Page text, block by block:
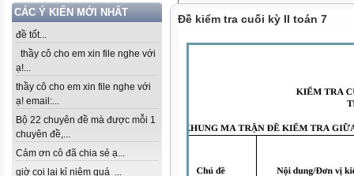
CÁC Ý KIẾN MỚI NHẤT
đề tốt...
thầy cô cho em xin file nghe với
ạ!...
thầy cô cho em xin file nghe với
ạ! email:...
Bộ 22 chuyên đề mà được mỗi 1
chuyên đề,...
Cảm ơn cô đã chia sẻ ạ...
giờ coi lại kỉ niệm quá ...
Đề kiểm tra cuối kỳ II toán 7